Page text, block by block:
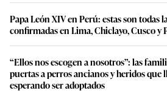
Papa León XIV en Perú: estas son todas
confirmadas en Lima, Chiclayo, Cusco y
“Ellos nos escogen a nosotros”: las
puertas a perros ancianos y heridos que
esperando ser adoptados